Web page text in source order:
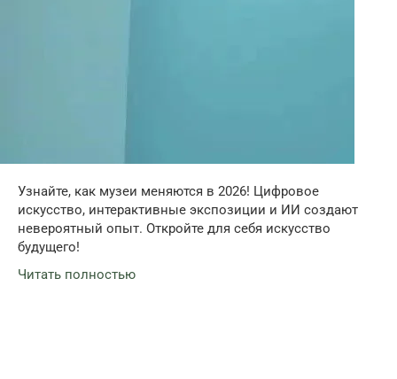
Узнайте, как музеи меняются в 2026! Цифровое
искусство, интерактивные экспозиции и ИИ создают
невероятный опыт. Откройте для себя искусство
будущего!
Читать полностью